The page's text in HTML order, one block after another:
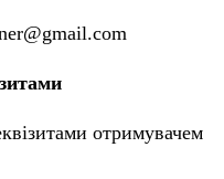
отримувачем